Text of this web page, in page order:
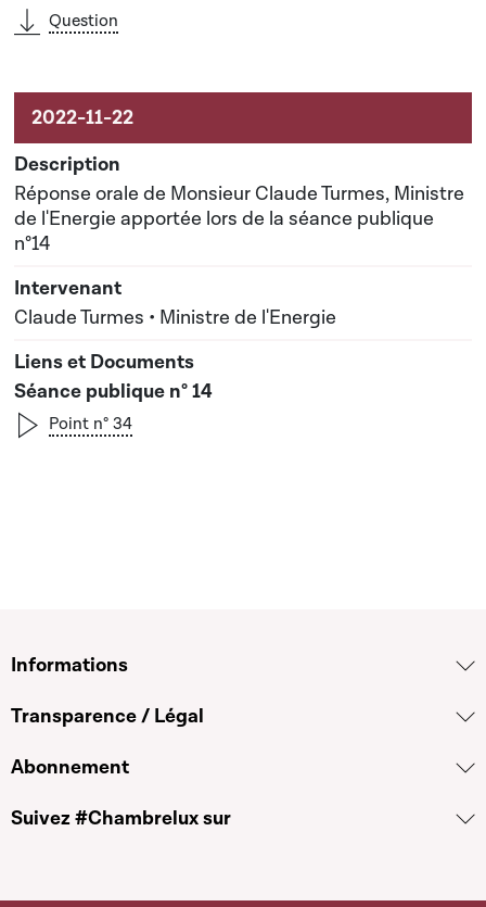
Question
Réponse orale de Monsieur Claude Turmes, Ministre
de l'Energie apportée lors de la séance publique
n°14
Claude Turmes • Ministre de l'Energie
Séance publique n° 14
Point n° 34
Informations
Transparence / Légal
Abonnement
Suivez #Chambrelux sur